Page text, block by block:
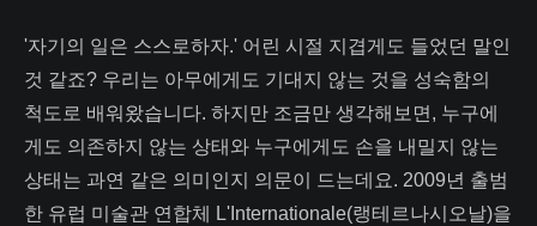
'자기의 일은 스스로하자.' 어린 시절 지겹게도 들었던 말인
것 같죠? 우리는 아무에게도 기대지 않는 것을 성숙함의
척도로 배워왔습니다. 하지만 조금만 생각해보면, 누구에
게도 의존하지 않는 상태와 누구에게도 손을 내밀지 않는
상태는 과연 같은 의미인지 의문이 드는데요. 2009년 출범
한 유럽 미술관 연합체 L'Internationale(랭테르나시오날)을